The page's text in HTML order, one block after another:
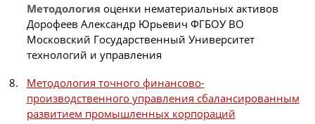
Методология оценки нематериальных активов
Дорофеев Александр Юрьевич ФГБОУ ВО
Московский Государственный Университет
технологий и управления
Методология точного финансово-
производственного управления сбалансированным
развитием промышленных корпораций